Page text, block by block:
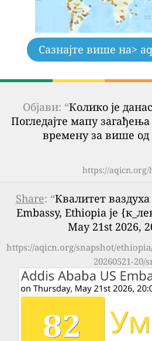
Сазнајте више на>
Објави: “Колико је
Погледајте мапу
времену за више од
https://aqicn.org/
Share: “Квалитет
Embassy, Ethiopia је
May 21st 2026,
https://aqicn.org/snapshot/
20260521-20/